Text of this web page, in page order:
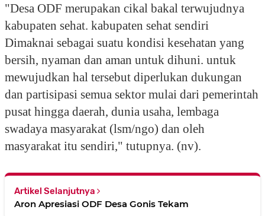
"Desa ODF merupakan cikal bakal terwujudnya
kabupaten sehat. kabupaten sehat sendiri
Dimaknai sebagai suatu kondisi kesehatan yang
bersih, nyaman dan aman untuk dihuni. untuk
mewujudkan hal tersebut diperlukan dukungan
dan partisipasi semua sektor mulai dari pemerintah
pusat hingga daerah, dunia usaha, lembaga
swadaya masyarakat (lsm/ngo) dan oleh
masyarakat itu sendiri," tutupnya. (nv).
Artikel Selanjutnya
Aron Apresiasi ODF Desa Gonis Tekam